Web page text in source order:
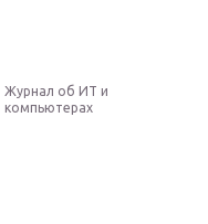
Журнал об ИТ и
компьютерах